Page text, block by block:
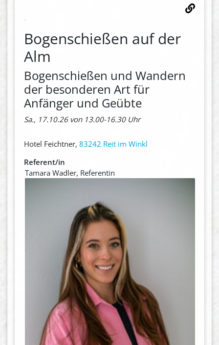
Bogenschießen auf der
Alm
Bogenschießen und Wandern
der besonderen Art für
Anfänger und Geübte
Sa., 17.10.26 von 13.00-16.30 Uhr
Hotel Feichtner, 83242 Reit im Winkl
Referent/in
Tamara Wadler, Referentin